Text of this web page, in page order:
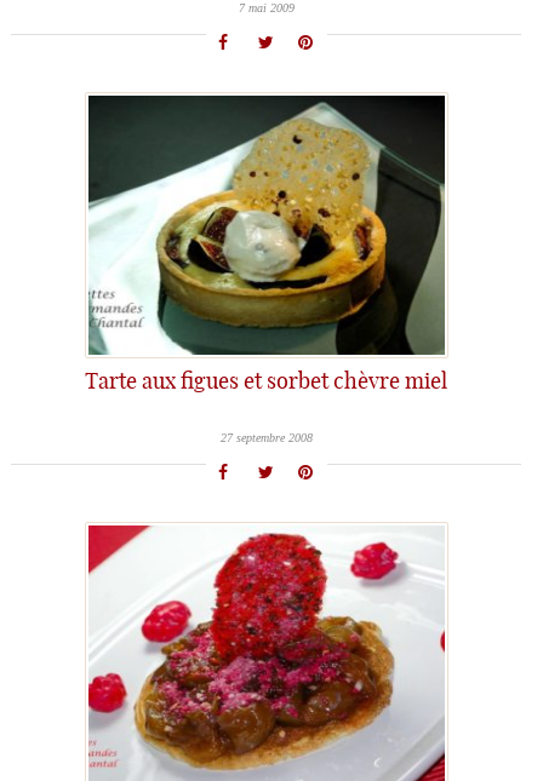
7 mai 2009
Tarte aux figues et sorbet chèvre miel
27 septembre 2008